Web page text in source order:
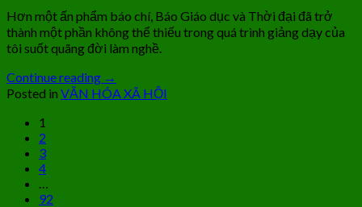
Hơn một ấn phẩm báo chí, Báo Giáo dục và Thời đại đã trở
thành một phần không thể thiếu trong quá trình giảng dạy của
tôi suốt quãng đời làm nghề.
Continue reading →
Posted in VĂN HÓA XÃ HỘI
1
2
3
4
92